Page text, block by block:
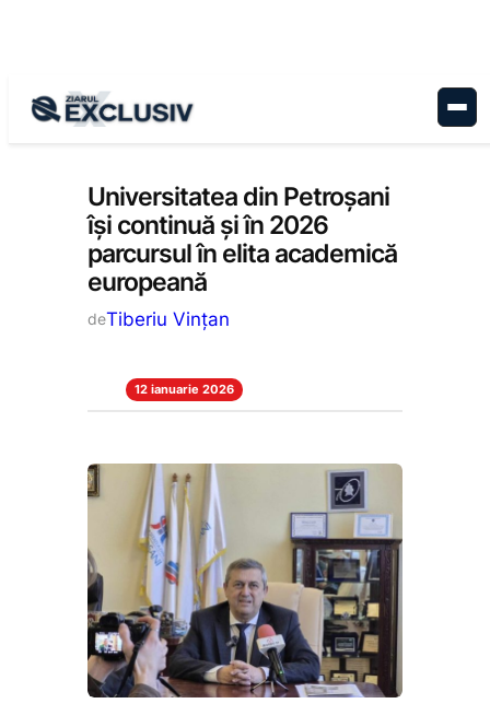
Educație, Stiri la zi
Universitatea din Petroșani
își continuă și în 2026
parcursul în elita academică
europeană
deTiberiu Vințan
12 ianuarie 2026